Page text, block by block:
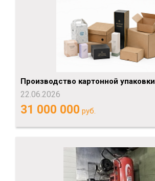
Производство картонной упаковки
22.06.2026
31 000 000 руб.